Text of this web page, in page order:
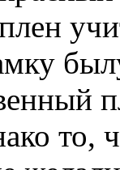
то,